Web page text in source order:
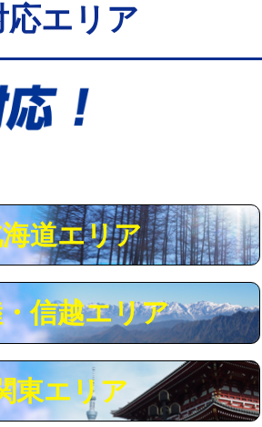
使用（バンド止
5,500円
削・埋め戻し作
ング鋼管・銅
44,000円
ング鋼管・銅
/3ｍ超え)
+8,800円
埋め戻し作業） 11,000円~
満） 55,000円
応エリア
道エリア
信越エリア
東エリア